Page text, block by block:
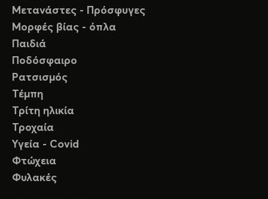
Μετανάστες - Πρόσφυγες
Μορφές βίας - όπλα
Παιδιά
Ποδόσφαιρο
Ρατσισμός
Τέμπη
Τρίτη ηλικία
Τροχαία
Υγεία - Covid
Φτώχεια
Φυλακές